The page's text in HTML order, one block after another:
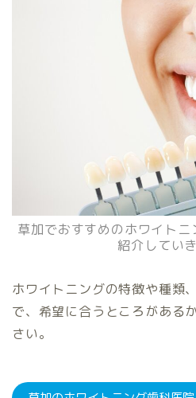
草加でおすすめのホワイト
紹介していき
ホワイトニングの特徴や種類
で、希望に合うところがある
さい。